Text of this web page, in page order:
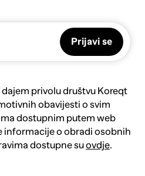
Prijavi se
privolu društvu Koreqt
obavijesti o svim
dostupnim putem web
informacije o obradi osobnih
dostupne suovdje.